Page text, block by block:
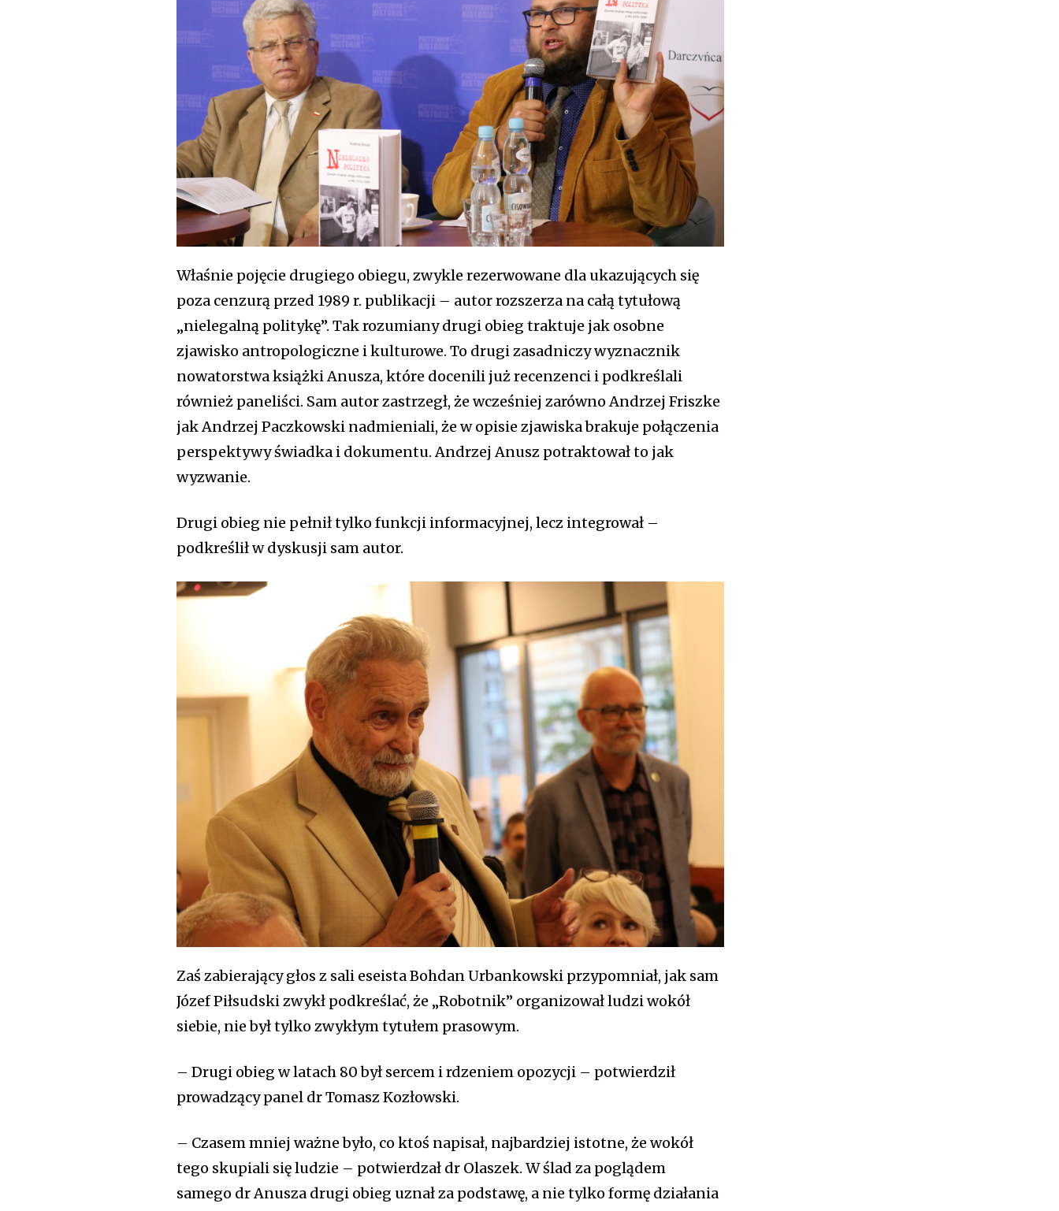
Właśnie pojęcie drugiego obiegu, zwykle rezerwowane dla ukazujących się
poza cenzurą przed 1989 r. publikacji – autor rozszerza na całą tytułową
„nielegalną politykę”. Tak rozumiany drugi obieg traktuje jak osobne
zjawisko antropologiczne i kulturowe. To drugi zasadniczy wyznacznik
nowatorstwa książki Anusza, które docenili już recenzenci i podkreślali
również paneliści. Sam autor zastrzegł, że wcześniej zarówno Andrzej Friszke
jak Andrzej Paczkowski nadmieniali, że w opisie zjawiska brakuje połączenia
perspektywy świadka i dokumentu. Andrzej Anusz potraktował to jak
wyzwanie.
Drugi obieg nie pełnił tylko funkcji informacyjnej, lecz integrował –
podkreślił w dyskusji sam autor.
Zaś zabierający głos z sali eseista Bohdan Urbankowski przypomniał, jak sam
Józef Piłsudski zwykł podkreślać, że „Robotnik” organizował ludzi wokół
siebie, nie był tylko zwykłym tytułem prasowym.
– Drugi obieg w latach 80 był sercem i rdzeniem opozycji – potwierdził
prowadzący panel dr Tomasz Kozłowski.
– Czasem mniej ważne było, co ktoś napisał, najbardziej istotne, że wokół
tego skupiali się ludzie – potwierdzał dr Olaszek. W ślad za poglądem
samego dr Anusza drugi obieg uznał za podstawę, a nie tylko formę działania